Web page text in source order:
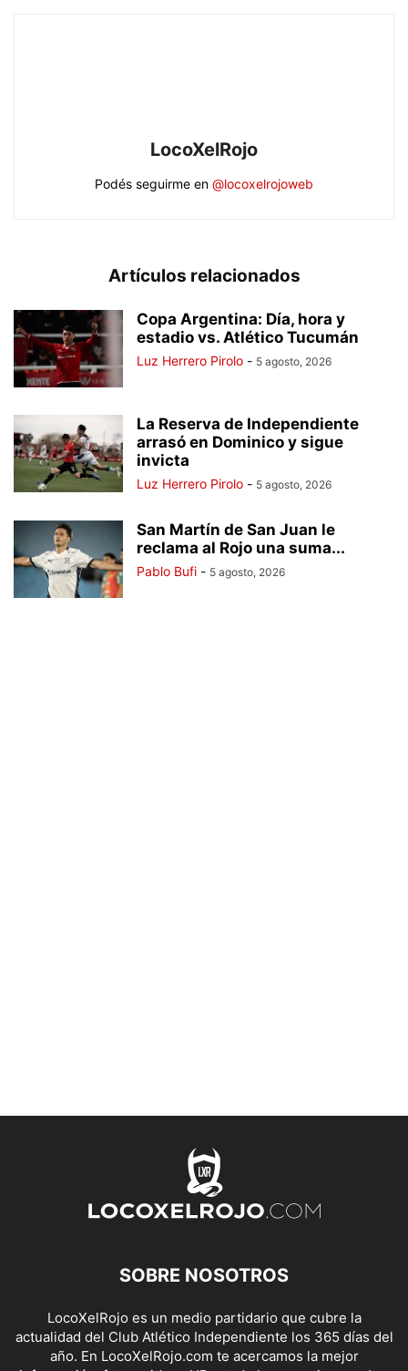
LocoXelRojo
Podés seguirme en @locoxelrojoweb
Artículos relacionados
Copa Argentina: Día, hora y
estadio vs. Atlético Tucumán
Luz Herrero Pirolo - 5 agosto, 2026
La Reserva de Independiente
arrasó en Dominico y sigue
invicta
Luz Herrero Pirolo - 5 agosto, 2026
San Martín de San Juan le
reclama al Rojo una suma...
Pablo Bufi - 5 agosto, 2026
SOBRE NOSOTROS
LocoXelRojo es un medio partidario que cubre la
actualidad del Club Atlético Independiente los 365 días del
año. En LocoXelRojo.com te acercamos la mejor